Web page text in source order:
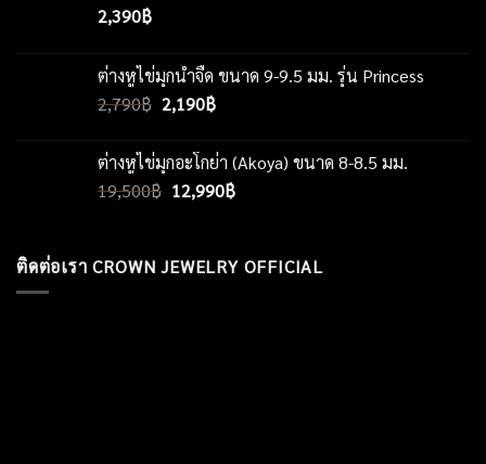
2,390฿
ต่างหูไข่มุกน้ำจืด ขนาด 9-9.5 มม. รุ่น Princess
2,790฿ Original
was:
2,790฿.
2,190฿Current
is:
2,190฿.
ต่างหูไข่มุกอะโกย่า (Akoya) ขนาด 8-8.5 มม.
19,500฿ Original
19,500฿.
12,990฿Current
12,990฿.
ติดต่อเรา CROWN JEWELRY OFFICIAL